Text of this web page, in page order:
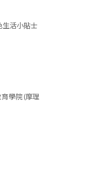
生活小貼士
學院 (摩理